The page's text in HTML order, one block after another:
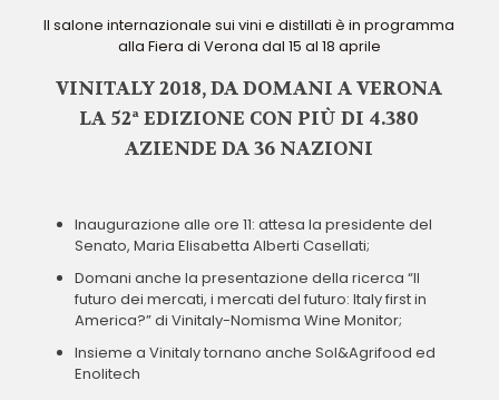
Il salone internazionale sui vini e distillati è in programma
alla Fiera di Verona dal 15 al 18 aprile
VINITALY 2018, DA DOMANI A VERONA
LA 52ª EDIZIONE CON PIÙ DI 4.380
AZIENDE DA 36 NAZIONI
Inaugurazione alle ore 11: attesa la presidente del
Senato, Maria Elisabetta Alberti Casellati;
Domani anche la presentazione della ricerca “Il
futuro dei mercati, i mercati del futuro: Italy first in
America?” di Vinitaly-Nomisma Wine Monitor;
Insieme a Vinitaly tornano anche Sol&Agrifood ed
Enolitech